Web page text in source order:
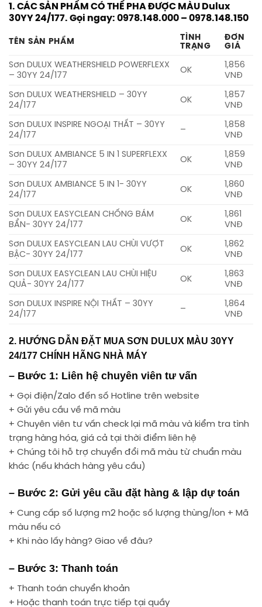
1. CÁC SẢN PHẨM CÓ THỂ PHA ĐƯỢC MÀU Dulux
30YY 24/177. Gọi ngay: 0978.148.000 – 0978.148.150
TÊN SẢN PHẨM
TÌNH
TRẠNG
ĐƠN
GIÁ
Sơn DULUX WEATHERSHIELD POWERFLEXX
– 30YY 24/177
OK
1,856
VNĐ
Sơn DULUX WEATHERSHIELD – 30YY
24/177
OK
1,857
VNĐ
Sơn DULUX INSPIRE NGOẠI THẤT – 30YY
24/177
–
1,858
VNĐ
Sơn DULUX AMBIANCE 5 IN 1 SUPERFLEXX
– 30YY 24/177
OK
1,859
VNĐ
Sơn DULUX AMBIANCE 5 IN 1- 30YY
24/177
OK
1,860
VNĐ
Sơn DULUX EASYCLEAN CHỐNG BÁM
BẨN- 30YY 24/177
OK
1,861
VNĐ
Sơn DULUX EASYCLEAN LAU CHÙI VƯỢT
BẬC- 30YY 24/177
OK
1,862
VNĐ
Sơn DULUX EASYCLEAN LAU CHÙI HIỆU
QUẢ- 30YY 24/177
OK
1,863
VNĐ
Sơn DULUX INSPIRE NỘI THẤT – 30YY
24/177
–
1,864
VNĐ
2. HƯỚNG DẪN ĐẶT MUA SƠN DULUX MÀU 30YY
24/177 CHÍNH HÃNG NHÀ MÁY
– Bước 1: Liên hệ chuyên viên tư vấn
+ Gọi điện/Zalo đến số Hotline trên website
+ Gửi yêu cầu về mã màu
+ Chuyên viên tư vấn check lại mã màu và kiểm tra tình
trạng hàng hóa, giá cả tại thời điểm liên hệ
+ Chúng tôi hỗ trợ chuyển đổi mã màu từ chuẩn màu
khác (nếu khách hàng yêu cầu)
– Bước 2: Gửi yêu cầu đặt hàng & lập dự toán
+ Cung cấp số lượng m2 hoặc số lượng thùng/lon + Mã
màu nếu có
+ Khi nào lấy hàng? Giao về đâu?
– Bước 3: Thanh toán
+ Thanh toán chuyển khoản
+ Hoặc thanh toán trực tiếp tại quầy